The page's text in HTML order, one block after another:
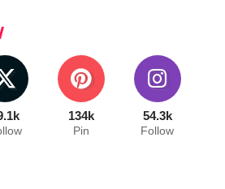
134k
Pin
54.3k
Follow